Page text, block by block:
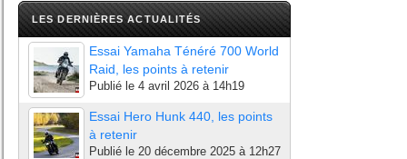
LES DERNIÈRES ACTUALITÉS
Essai Yamaha Ténéré 700 World
Raid, les points à retenir
Publié le 4 avril 2026 à 14h19
Essai Hero Hunk 440, les points
à retenir
Publié le 20 décembre 2025 à 12h27